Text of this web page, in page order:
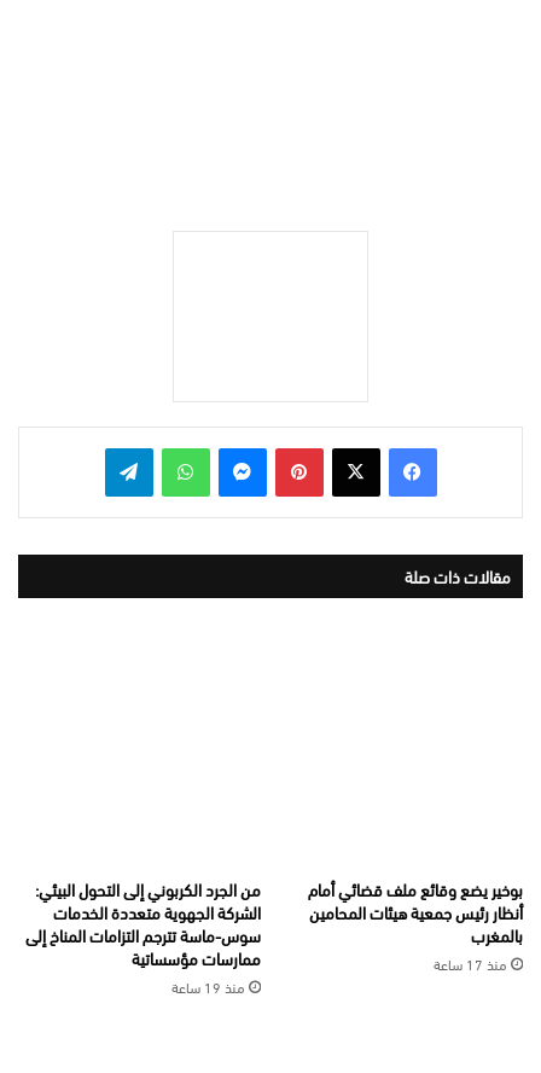
بينتيريست واتساب
مقالات ذات صلة
بوخير يضع وقائع ملف قضائي أمام
أنظار رئيس جمعية هيئات المحامين
بالمغرب
منذ 17 ساعة
من الجرد الكربوني إلى التحول البيئي:
الشركة الجهوية متعددة الخدمات
سوس-ماسة تترجم التزامات المناخ إلى
ممارسات مؤسساتية
منذ 19 ساعة